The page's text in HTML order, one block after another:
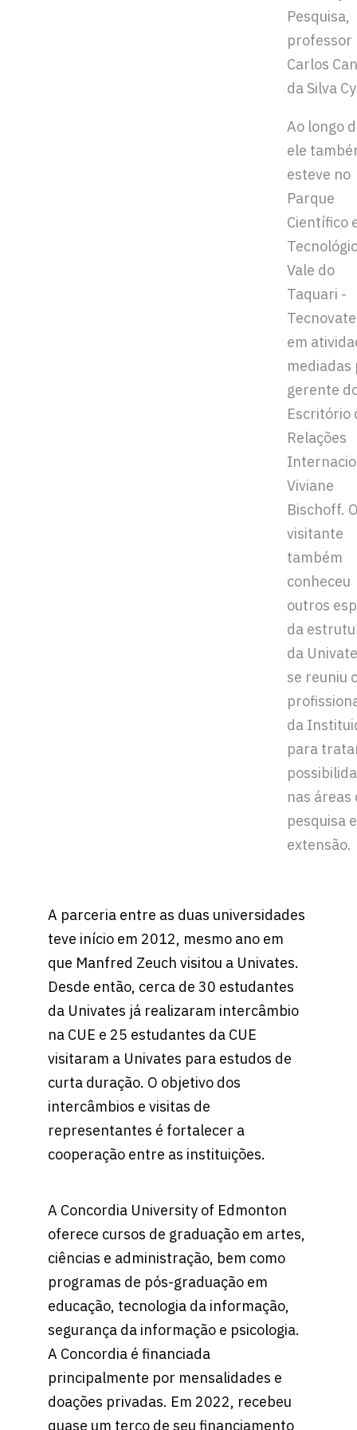
Pesquisa,
professor
Carlos
da Silva
Ao longo
ele
esteve no
Parque
Científico
Vale do
Taquari -
em
mediadas
gerente
Escritório
Relações
Viviane
Bischoff.
visitante
também
conheceu
outros
da
da
se reuniu
da
para
nas áreas
pesquisa e
extensão.
A parceria entre as duas universidades
teve início em 2012, mesmo ano em
que Manfred Zeuch visitou a Univates.
Desde então, cerca de 30 estudantes
da Univates já realizaram intercâmbio
na CUE e 25 estudantes da CUE
visitaram a Univates para estudos de
curta duração. O objetivo dos
intercâmbios e visitas de
representantes é fortalecer a
cooperação entre as instituições.
A Concordia University of Edmonton
oferece cursos de graduação em artes,
ciências e administração, bem como
programas de pós-graduação em
educação, tecnologia da informação,
segurança da informação e psicologia.
A Concordia é financiada
principalmente por mensalidades e
doações privadas. Em 2022, recebeu
quase um terço de seu financiamento